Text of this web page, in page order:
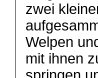
zwei
Welpen
mit ihnen